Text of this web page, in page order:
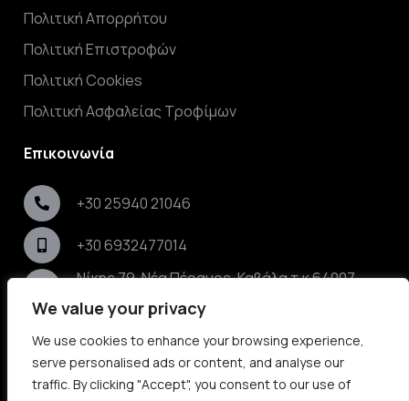
We value your privacy
We use cookies to enhance your browsing experience,
serve personalised ads or content, and analyse our
traffic. By clicking "Accept", you consent to our use of
Πολιτική Απορρήτου
Πολιτική Επιστροφών
Πολιτική Cookies
Πολιτική Ασφαλείας Τροφίμων
Επικοινωνία
+30 25940 21046
+30 6932477014
Νίκης 79, Νέα Πέραμος, Καβάλα τ.κ 64007,